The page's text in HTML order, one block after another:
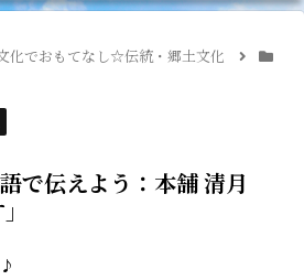
化でおもてなし☆伝統・郷土文化
で伝えよう：本舗 清月